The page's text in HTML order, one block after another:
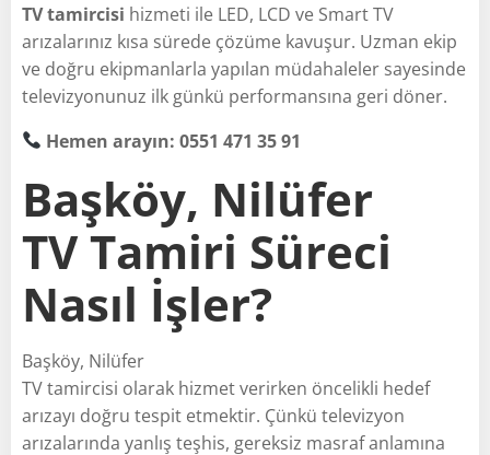
TV tamircisi hizmeti ile LED, LCD ve Smart TV
arızalarınız kısa sürede çözüme kavuşur. Uzman ekip
ve doğru ekipmanlarla yapılan müdahaleler sayesinde
televizyonunuz ilk günkü performansına geri döner.
Hemen arayın: 0551 471 35 91
Başköy, Nilüfer
TV Tamiri Süreci
Nasıl İşler?
Başköy, Nilüfer
TV tamircisi olarak hizmet verirken öncelikli hedef
arızayı doğru tespit etmektir. Çünkü televizyon
arızalarında yanlış teşhis, gereksiz masraf anlamına